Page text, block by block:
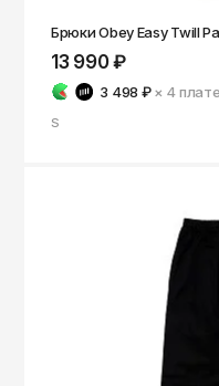
Брюки Obey Easy Twill
13 990 ₽
3 498 ₽ × 4
S